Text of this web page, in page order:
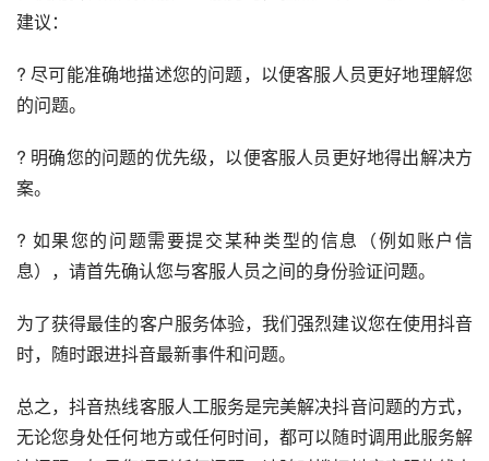
建议：
? 尽可能准确地描述您的问题，以便客服人员更好地理解您
的问题。
? 明确您的问题的优先级，以便客服人员更好地得出解决方
案。
? 如果您的问题需要提交某种类型的信息（例如账户信
息），请首先确认您与客服人员之间的身份验证问题。
为了获得最佳的客户服务体验，我们强烈建议您在使用抖音
时，随时跟进抖音最新事件和问题。
总之，抖音热线客服人工服务是完美解决抖音问题的方式，
无论您身处任何地方或任何时间，都可以随时调用此服务解